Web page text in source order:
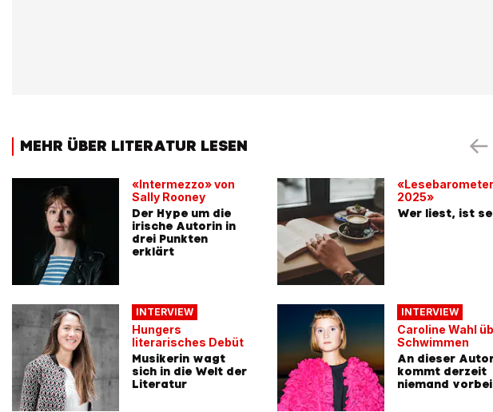
MEHR ÜBER LITERATUR LESEN
«Intermezzo» von
Sally Rooney
Der Hype um die
irische Autorin in
drei Punkten
erklärt
INTERVIEW
Hungers
literarisches Debüt
Musikerin wagt
sich in die Welt der
Literatur
«Lesebarometer
2025»
Wer liest, ist
INTERVIEW
Caroline Wahl
Schwimmen
An dieser
kommt derzeit
niemand vorbei